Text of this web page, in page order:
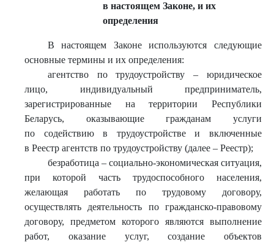
в настоящем Законе, и их
определения
В настоящем Законе используются следующие
основные термины и их определения:
агентство по трудоустройству – юридическое
лицо, индивидуальный предприниматель,
зарегистрированные на территории Республики
Беларусь, оказывающие гражданам услуги
по содействию в трудоустройстве и включенные
в Реестр агентств по трудоустройству (далее – Реестр);
безработица – социально-экономическая ситуация,
при которой часть трудоспособного населения,
желающая работать по трудовому договору,
осуществлять деятельность по гражданско-правовому
договору, предметом которого являются выполнение
работ, оказание услуг, создание объектов